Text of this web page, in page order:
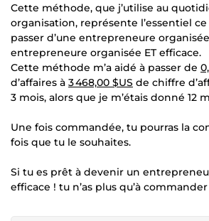
Cette méthode, que j’utilise au
organisation, représente l’essentiel
passer d’une entrepreneure
entrepreneure organisée ET efficace.
Cette méthode m’a aidé à passer de
d’affaires à 3 468,00 $US de chiffre
3 mois, alors que je m’étais donné 12
Une fois commandée, tu pourras la
fois que tu le souhaites.
Si tu es prêt à devenir un
efficace ! tu n’as plus qu’à